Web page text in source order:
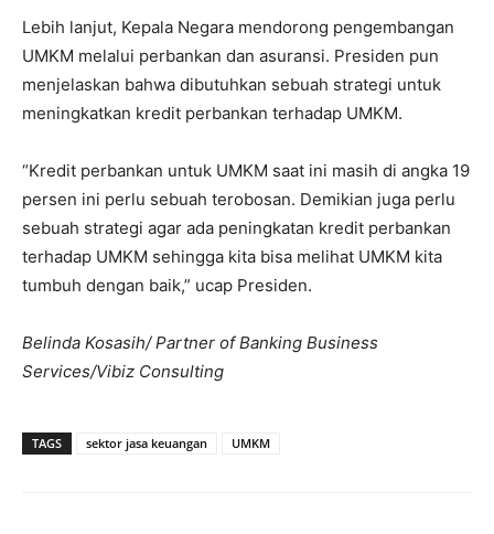
Lebih lanjut, Kepala Negara mendorong pengembangan
UMKM melalui perbankan dan asuransi. Presiden pun
menjelaskan bahwa dibutuhkan sebuah strategi untuk
meningkatkan kredit perbankan terhadap UMKM.
“Kredit perbankan untuk UMKM saat ini masih di angka 19
persen ini perlu sebuah terobosan. Demikian juga perlu
sebuah strategi agar ada peningkatan kredit perbankan
terhadap UMKM sehingga kita bisa melihat UMKM kita
tumbuh dengan baik,” ucap Presiden.
Belinda Kosasih/ Partner of Banking Business
Services/Vibiz Consulting
TAGS sektor jasa keuangan UMKM